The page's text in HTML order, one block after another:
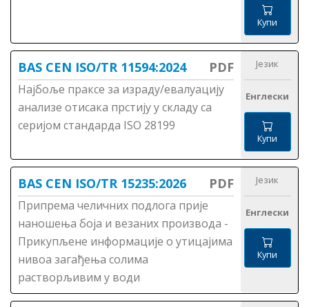
Купи
BAS CEN ISO/TR 11594:2024 PDF
Најбоље праксе за израду/евалуацију
анализе отисака прстију у складу са
серијом стандарда ISO 28199
Језик
Енглески
Купи
BAS CEN ISO/TR 15235:2026 PDF
Припрема челичних подлога прије
наношења боја и везаних производа -
Прикупљене информације о утицајима
нивоа загађења солима
растворљивим у води
Језик
Енглески
Купи